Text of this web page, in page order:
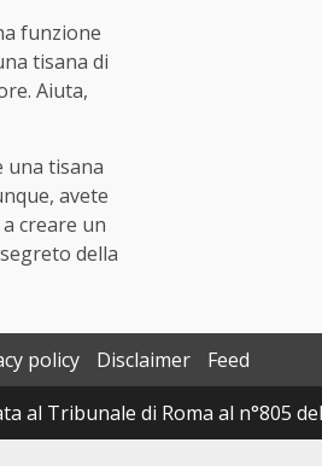
funzione
tisana di
Aiuta,
una tisana
avete
creare un
della
policy Disclaimer
Feed
al Tribunale di Roma al n°805